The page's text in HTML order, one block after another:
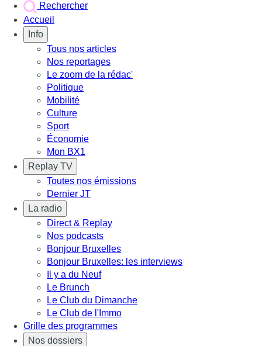
Rechercher
Accueil
Info
Tous nos articles
Nos reportages
Le zoom de la rédac'
Politique
Mobilité
Culture
Sport
Économie
Mon BX1
Replay TV
Toutes nos émissions
Dernier JT
La radio
Direct & Replay
Nos podcasts
Bonjour Bruxelles
Bonjour Bruxelles: les interviews
Il y a du Neuf
Le Brunch
Le Club du Dimanche
Le Club de l'Immo
Grille des programmes
Nos dossiers